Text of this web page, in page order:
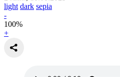
light dark sepia
-
100%
+